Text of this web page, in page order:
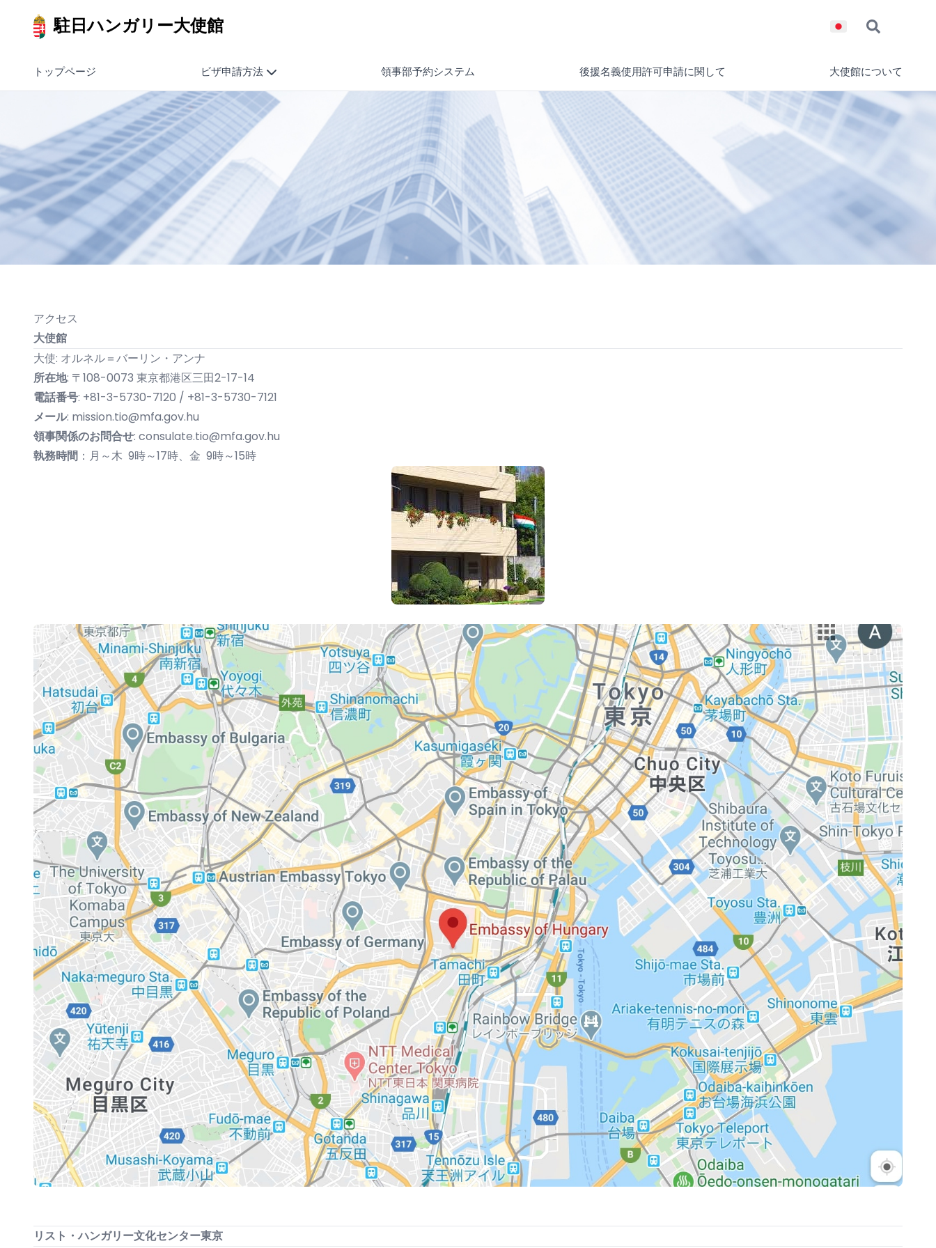
駐日ハンガリー大使館
トップページ ビザ申請方法 領事部予約システム 後援名義使用許可申請に関して 大使館について
アクセス
大使館
大使: オルネル＝バーリン・アンナ
所在地: 〒108-0073 東京都港区三田2-17-14
電話番号: +81-3-5730-7120 / +81-3-5730-7121
メール: mission.tio@mfa.gov.hu
領事関係のお問合せ: consulate.tio@mfa.gov.hu
執務時間 ：月～木 9時～17時、金 9時～15時
リスト・ハンガリー文化センター東京